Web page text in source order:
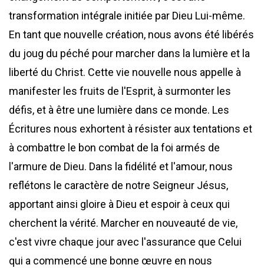
transformation intégrale initiée par Dieu Lui-même.
En tant que nouvelle création, nous avons été libérés
du joug du péché pour marcher dans la lumière et la
liberté du Christ. Cette vie nouvelle nous appelle à
manifester les fruits de l'Esprit, à surmonter les
défis, et à être une lumière dans ce monde. Les
Écritures nous exhortent à résister aux tentations et
à combattre le bon combat de la foi armés de
l'armure de Dieu. Dans la fidélité et l'amour, nous
reflétons le caractère de notre Seigneur Jésus,
apportant ainsi gloire à Dieu et espoir à ceux qui
cherchent la vérité. Marcher en nouveauté de vie,
c'est vivre chaque jour avec l'assurance que Celui
qui a commencé une bonne œuvre en nous